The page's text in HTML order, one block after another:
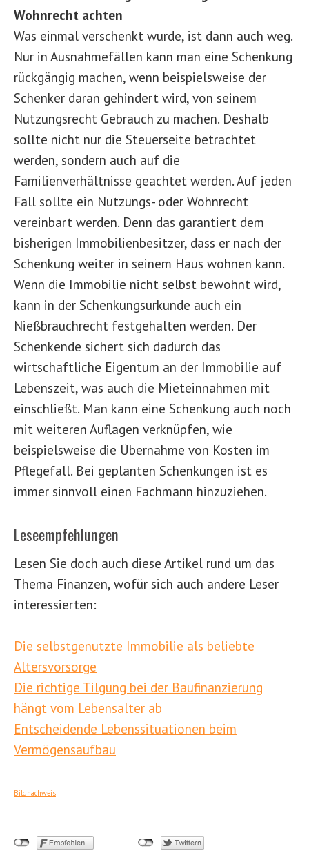
Wohnrecht achten
Was einmal verschenkt wurde, ist dann auch weg.
Nur in Ausnahmefällen kann man eine Schenkung
rückgängig machen, wenn beispielsweise der
Schenker daran gehindert wird, von seinem
Nutzungsrecht Gebrauch zu machen. Deshalb
sollte nicht nur die Steuerseite betrachtet
werden, sondern auch auf die
Familienverhältnisse geachtet werden. Auf jeden
Fall sollte ein Nutzungs- oder Wohnrecht
vereinbart werden. Denn das garantiert dem
bisherigen Immobilienbesitzer, dass er nach der
Schenkung weiter in seinem Haus wohnen kann.
Wenn die Immobilie nicht selbst bewohnt wird,
kann in der Schenkungsurkunde auch ein
Nießbrauchrecht festgehalten werden. Der
Schenkende sichert sich dadurch das
wirtschaftliche Eigentum an der Immobilie auf
Lebenszeit, was auch die Mieteinnahmen mit
einschließt. Man kann eine Schenkung auch noch
mit weiteren Auflagen verknüpfen, wie
beispielsweise die Übernahme von Kosten im
Pflegefall. Bei geplanten Schenkungen ist es
immer sinnvoll einen Fachmann hinzuziehen.
Leseempfehlungen
Lesen Sie doch auch diese Artikel rund um das
Thema Finanzen, wofür sich auch andere Leser
interessierten:
Die selbstgenutzte Immobilie als beliebte
Altersvorsorge
Die richtige Tilgung bei der Baufinanzierung
hängt vom Lebensalter ab
Entscheidende Lebenssituationen beim
Vermögensaufbau
Bildnachweis